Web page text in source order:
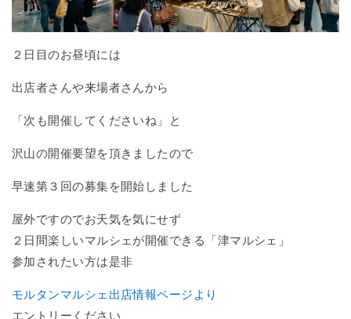
２日目のお昼頃には
出店者さんや来場者さんから
「次も開催してくださいね」と
沢山の開催要望を頂きましたので
早速第３回の募集を開始しました
屋外ですのでお天気を気にせず
２日間楽しいマルシェが開催できる「津マルシェ」
参加されたい方は是非
モルタンマルシェ出店情報ページより
エントリーください